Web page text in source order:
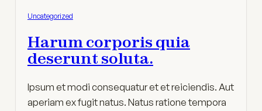
Uncategorized
Harum corporis quia
deserunt soluta.
Ipsum et modi consequatur et et reiciendis. Aut
aperiam ex fugit natus. Natus ratione tempora